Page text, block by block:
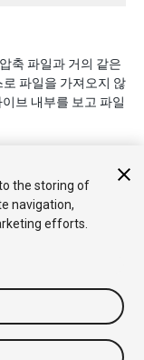
축 파일과 거의 같은
로 파일을 가져오지 않
브 내부를 보고 파일
2018.2
금지
the storing of
navigation,
efforts.